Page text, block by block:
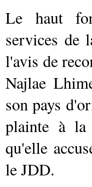
Le haut
services de
l'avis de
Najlae
son pays
plainte à la
qu'elle
le JDD.